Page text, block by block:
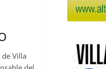
Villa